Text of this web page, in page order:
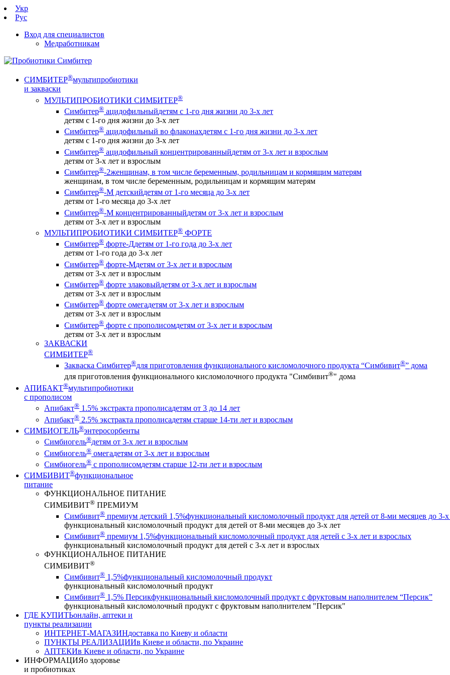
Укр
Рус
Вход для специалистов
Медработникам
СИМБИТЕР®мультипробиотики
и закваски
МУЛЬТИПРОБИОТИКИ СИМБИТЕР®
Симбитер® ацидофильныйдетям с 1-го дня жизни до 3-х лет
детям с 1-го дня жизни до 3-х лет
Симбитер® ацидофильный во флаконахдетям с 1-го дня жизни до 3-х лет
детям с 1-го дня жизни до 3-х лет
Симбитер® ацидофильный концентрированныйдетям от 3-х лет и взрослым
детям от 3-х лет и взрослым
Симбитер®-2женщинам, в том числе беременным, родильницам и кормящим матерям
женщинам, в том числе беременным, родильницам и кормящим матерям
Симбитер®-М детскийдетям от 1-го месяца до 3-х лет
детям от 1-го месяца до 3-х лет
Симбитер®-М концентрированныйдетям от 3-х лет и взрослым
детям от 3-х лет и взрослым
МУЛЬТИПРОБИОТИКИ СИМБИТЕР® ФОРТЕ
Симбитер® форте-Ддетям от 1-го года до 3-х лет
детям от 1-го года до 3-х лет
Симбитер® форте-Мдетям от 3-х лет и взрослым
детям от 3-х лет и взрослым
Симбитер® форте злаковыйдетям от 3-х лет и взрослым
детям от 3-х лет и взрослым
Симбитер® форте омегадетям от 3-х лет и взрослым
детям от 3-х лет и взрослым
Симбитер® форте с прополисомдетям от 3-х лет и взрослым
детям от 3-х лет и взрослым
ЗАКВАСКИ
СИМБИТЕР®
Закваска Симбитер®для приготовления функционального кисломолочного продукта “Симбивит®” дома
для приготовления функционального кисломолочного продукта "Симбивит®" дома
АПИБАКТ®мультипробиотики
с прополисом
Апибакт® 1.5% экстракта прополисадетям от 3 до 14 лет
Апибакт® 2.5% экстракта прополисадетям старше 14-ти лет и взрослым
СИМБИОГЕЛЬ®энтеросорбенты
Симбиогель®детям от 3-х лет и взрослым
Симбиогель® омегадетям от 3-х лет и взрослым
Симбиогель® c прополисомдетям старше 12-ти лет и взрослым
СИМБИВИТ®функциональное
питание
ФУНКЦИОНАЛЬНОЕ ПИТАНИЕ
СИМБИВИТ® ПРЕМИУМ
Симбивит® премиум детский 1,5%функциональный кисломолочный продукт для детей от 8-ми месяцев до 3-х
функциональный кисломолочный продукт для детей от 8-ми месяцев до 3-х лет
Симбивит® премиум 1,5%функциональный кисломолочный продукт для детей с 3-х лет и взрослых
функциональный кисломолочный продукт для детей с 3-х лет и взрослых
ФУНКЦИОНАЛЬНОЕ ПИТАНИЕ
СИМБИВИТ®
Симбивит® 1,5%функциональный кисломолочный продукт
функциональный кисломолочный продукт
Симбивит® 1,5% Персикфункциональный кисломолочный продукт с фруктовым наполнителем “Персик”
функциональный кисломолочный продукт с фруктовым наполнителем "Персик"
ГДЕ КУПИТЬонлайн, аптеки и
пункты реализации
ИНТЕРНЕТ-МАГАЗИНдоставка по Киеву и области
ПУНКТЫ РЕАЛИЗАЦИИв Киеве и области, по Украине
АПТЕКИв Киеве и области, по Украине
ИНФОРМАЦИЯо здоровье
и пробиотиках